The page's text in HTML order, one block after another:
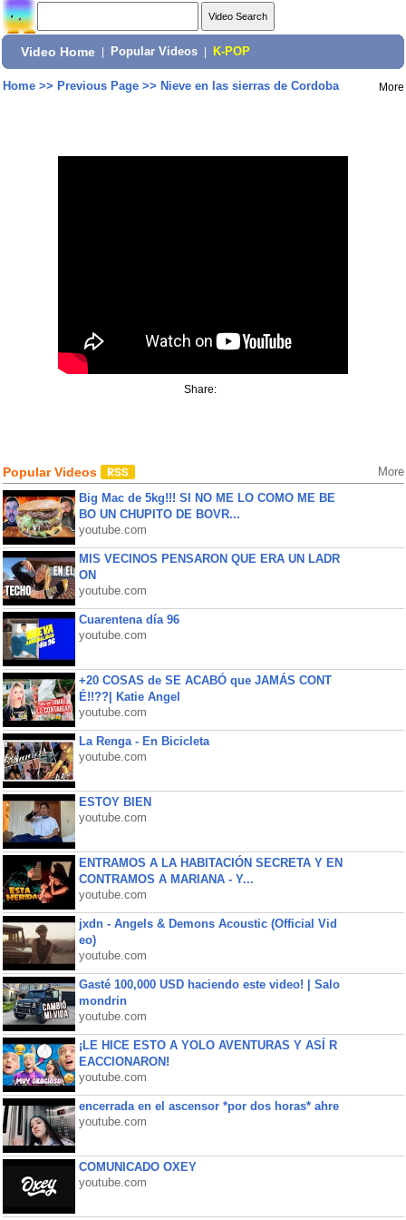
Video Home Popular Videos K-POP
Home>> Previous Page>> Nieve en las sierras de Cordoba More
Share:
Popular Videos More
Big Mac de 5kg!!! SI NO ME LO COMO ME BE
BO UN CHUPITO DE BOVR...
youtube.com
MIS VECINOS PENSARON QUE ERA UN LADR
ON
youtube.com
Cuarentena día 96
youtube.com
+20 COSAS de SE ACABÓ que JAMÁS CONT
É!!??| Katie Angel
youtube.com
La Renga - En Bicicleta
youtube.com
ESTOY BIEN
youtube.com
ENTRAMOS A LA HABITACIÓN SECRETA Y EN
CONTRAMOS A MARIANA - Y...
youtube.com
jxdn - Angels & Demons Acoustic (Official Vid
eo)
youtube.com
Gasté 100,000 USD haciendo este video! | Salo
mondrin
youtube.com
¡LE HICE ESTO A YOLO AVENTURAS Y ASÍ R
EACCIONARON!
youtube.com
encerrada en el ascensor *por dos horas* ahre
youtube.com
COMUNICADO OXEY
youtube.com